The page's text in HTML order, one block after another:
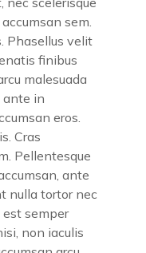
sem.
Phasellus velit
finibus
malesuada
ante in
eros.
Cras
Pellentesque
ante
nulla tortor nec
est semper
non iaculis